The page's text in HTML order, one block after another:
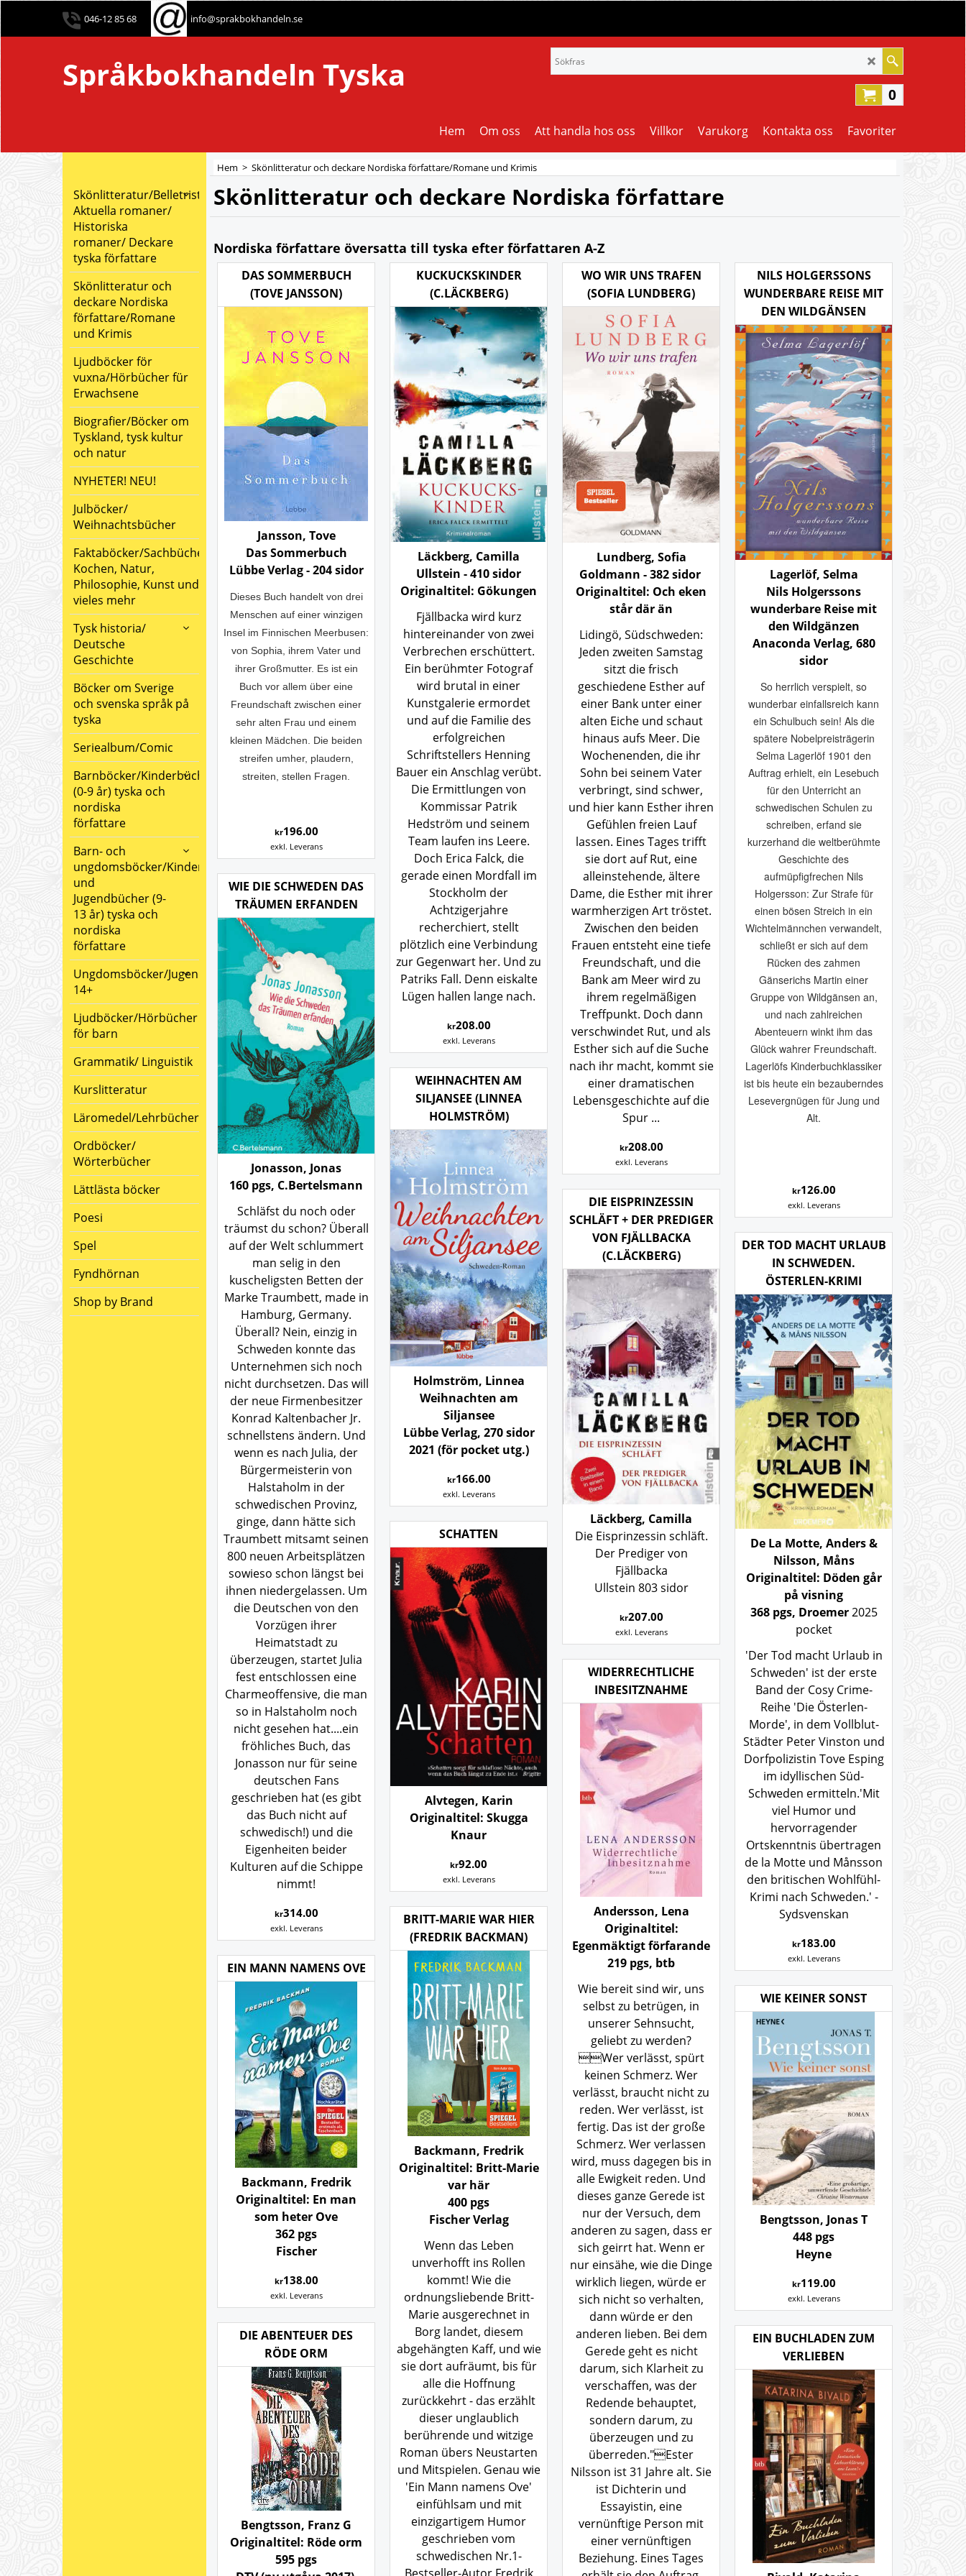
046-12 85 68 info@sprakbokhandeln.se
Språkbokhandeln Tyska
0
Hem Om oss Att handla hos oss Villkor Varukorg Kontakta oss Favoriter
Skönlitteratur/Belletristik:
Aktuella romaner/
Historiska
romaner/ Deckare
tyska författare
Skönlitteratur och
deckare Nordiska
författare/Romane
und Krimis
Ljudböcker för
vuxna/Hörbücher für
Erwachsene
Biografier/Böcker om
Tyskland, tysk kultur
och natur
NYHETER! NEU!
Julböcker/
Weihnachtsbücher
Faktaböcker/Sachbücher:
Kochen, Natur,
Philosophie, Kunst und
vieles mehr
Tysk historia/
Deutsche
Geschichte
Böcker om Sverige
och svenska språk på
tyska
Seriealbum/Comic
Barnböcker/Kinderbücher
(0-9 år) tyska och
nordiska
författare
Barn- och
ungdomsböcker/Kinder-
und
Jugendbücher (9-
13 år) tyska och
nordiska
författare
Ungdomsböcker/Jugendbücher
14+
Ljudböcker/Hörbücher
för barn
Grammatik/ Linguistik
Kurslitteratur
Läromedel/Lehrbücher
Ordböcker/
Wörterbücher
Lättlästa böcker
Poesi
Spel
Fyndhörnan
Shop by Brand
Hem > Skönlitteratur och deckare Nordiska författare/Romane und Krimis
Skönlitteratur och deckare Nordiska författare
Nordiska författare översatta till tyska efter författaren A-Z
DAS SOMMERBUCH
(TOVE JANSSON)
Jansson, Tove
Das Sommerbuch
Lübbe Verlag - 204 sidor
Dieses Buch handelt von drei
Menschen auf einer winzigen
Insel im Finnischen Meerbusen:
von Sophia, ihrem Vater und
ihrer Großmutter. Es ist ein
Buch vor allem über eine
Freundschaft zwischen einer
sehr alten Frau und einem
kleinen Mädchen. Die beiden
streifen umher, plaudern,
streiten, stellen Fragen.
kr196.00
exkl. Leverans
KUCKUCKSKINDER
(C.LÄCKBERG)
Läckberg, Camilla
Ullstein - 410 sidor
Originaltitel: Gökungen
Fjällbacka wird kurz
hintereinander von zwei
Verbrechen erschüttert.
Ein berühmter Fotograf
wird brutal in einer
Kunstgalerie ermordet
und auf die Familie des
erfolgreichen
Schriftstellers Henning
Bauer ein Anschlag verübt.
Die Ermittlungen von
Kommissar Patrik
Hedström und seinem
Team laufen ins Leere.
Doch Erica Falck, die
gerade einen Mordfall im
Stockholm der
Achtzigerjahre
recherchiert, stellt
plötzlich eine Verbindung
zur Gegenwart her. Und zu
Patriks Fall. Denn eiskalte
Lügen hallen lange nach.
kr208.00
exkl. Leverans
WO WIR UNS TRAFEN
(SOFIA LUNDBERG)
Lundberg, Sofia
Goldmann - 382 sidor
Originaltitel: Och eken
står där än
Lidingö, Südschweden:
Jeden zweiten Samstag
sitzt die frisch
geschiedene Esther auf
einer Bank unter einer
alten Eiche und schaut
hinaus aufs Meer. Die
Wochenenden, die ihr
Sohn bei seinem Vater
verbringt, sind schwer,
und hier kann Esther ihren
Gefühlen freien Lauf
lassen. Eines Tages trifft
sie dort auf Rut, eine
alleinstehende, ältere
Dame, die Esther mit ihrer
warmherzigen Art tröstet.
Zwischen den beiden
Frauen entsteht eine tiefe
Freundschaft, und die
Bank am Meer wird zu
ihrem regelmäßigen
Treffpunkt. Doch dann
verschwindet Rut, und als
Esther sich auf die Suche
nach ihr macht, kommt sie
einer dramatischen
Lebensgeschichte auf die
Spur ...
kr208.00
exkl. Leverans
NILS HOLGERSSONS
WUNDERBARE REISE MIT
DEN WILDGÄNSEN
Lagerlöf, Selma
Nils Holgerssons
wunderbare Reise mit
den Wildgänzen
Anaconda Verlag, 680
sidor
So herrlich verspielt, so
wunderbar einfallsreich kann
ein Schulbuch sein! Als die
spätere Nobelpreisträgerin
Selma Lagerlöf 1901 den
Auftrag erhielt, ein Lesebuch
für den Unterricht an
schwedischen Schulen zu
schreiben, erfand sie
kurzerhand die weltberühmte
Geschichte des
aufmüpfigfrechen Nils
Holgersson: Zur Strafe für
einen bösen Streich in ein
Wichtelmännchen verwandelt,
schließt er sich auf dem
Rücken des zahmen
Gänserichs Martin einer
Gruppe von Wildgänsen an,
und nach zahlreichen
Abenteuern winkt ihm das
Glück wahrer Freundschaft.
Lagerlöfs Kinderbuchklassiker
ist bis heute ein bezauberndes
Lesevergnügen für Jung und
Alt.
kr126.00
exkl. Leverans
WIE DIE SCHWEDEN DAS
TRÄUMEN ERFANDEN
Jonasson, Jonas
160 pgs, C.Bertelsmann
Schläfst du noch oder
träumst du schon? Überall
auf der Welt schlummert
man selig in den
kuscheligsten Betten der
Marke Traumbett, made in
Hamburg, Germany.
Überall? Nein, einzig in
Schweden konnte das
Unternehmen sich noch
nicht durchsetzen. Das will
der neue Firmenbesitzer
Konrad Kaltenbacher Jr.
schnellstens ändern. Und
wenn es nach Julia, der
Bürgermeisterin von
Halstaholm in der
schwedischen Provinz,
ginge, dann hätte sich
Traumbett mitsamt seinen
800 neuen Arbeitsplätzen
sowieso schon längst bei
ihnen niedergelassen. Um
die Deutschen von den
Vorzügen ihrer
Heimatstadt zu
überzeugen, startet Julia
fest entschlossen eine
Charmeoffensive, die man
so in Halstaholm noch
nicht gesehen hat....ein
fröhliches Buch, das
Jonasson nur für seine
deutschen Fans
geschrieben hat (es gibt
das Buch nicht auf
schwedisch!) und die
Eigenheiten beider
Kulturen auf die Schippe
nimmt!
kr314.00
exkl. Leverans
WEIHNACHTEN AM
SILJANSEE (LINNEA
HOLMSTRÖM)
Holmström, Linnea
Weihnachten am
Siljansee
Lübbe Verlag, 270 sidor
2021 (för pocket utg.)
kr166.00
exkl. Leverans
DIE EISPRINZESSIN
SCHLÄFT + DER PREDIGER
VON FJÄLLBACKA
(C.LÄCKBERG)
Läckberg, Camilla
Die Eisprinzessin schläft.
Der Prediger von
Fjällbacka
Ullstein 803 sidor
kr207.00
exkl. Leverans
DER TOD MACHT URLAUB
IN SCHWEDEN.
ÖSTERLEN-KRIMI
De La Motte, Anders &
Nilsson, Måns
Originaltitel: Döden går
på visning
368 pgs, Droemer2025
pocket
'Der Tod macht Urlaub in
Schweden' ist der erste
Band der Cosy Crime-
Reihe 'Die Österlen-
Morde', in dem Vollblut-
Städter Peter Vinston und
Dorfpolizistin Tove Esping
im idyllischen Süd-
Schweden ermitteln.'Mit
viel Humor und
hervorragender
Ortskenntnis übertragen
de la Motte und Månsson
den britischen Wohlfühl-
Krimi nach Schweden.' -
Sydsvenskan
kr183.00
exkl. Leverans
SCHATTEN
Alvtegen, Karin
Originaltitel: Skugga
Knaur
kr92.00
exkl. Leverans
WIDERRECHTLICHE
INBESITZNAHME
Andersson, Lena
Originaltitel:
Egenmäktigt förfarande
219 pgs, btb
Wie bereit sind wir, uns
selbst zu betrügen, in
unserer Sehnsucht,
geliebt zu werden?
Wer verlässt, spürt
keinen Schmerz. Wer
verlässt, braucht nicht zu
reden. Wer verlässt, ist
fertig. Das ist der große
Schmerz. Wer verlassen
wird, muss dagegen bis in
alle Ewigkeit reden. Und
dieses ganze Gerede ist
nur der Versuch, dem
anderen zu sagen, dass er
sich geirrt hat. Wenn er
nur einsähe, wie die Dinge
wirklich liegen, würde er
sich nicht so verhalten,
dann würde er den
anderen lieben. Bei dem
Gerede geht es nicht
darum, sich Klarheit zu
verschaffen, was der
Redende behauptet,
sondern darum, zu
überzeugen und zu
überreden."Ester
Nilsson ist 31 Jahre alt. Sie
ist Dichterin und
Essayistin, eine
vernünftige Person mit
einer vernünftigen
Beziehung. Eines Tages
BRITT-MARIE WAR HIER
(FREDRIK BACKMAN)
Backmann, Fredrik
Originaltitel: Britt-Marie
var här
400 pgs
Fischer Verlag
Wenn das Leben
unverhofft ins Rollen
kommt! Wie die
ordnungsliebende Britt-
Marie ausgerechnet in
Borg landet, diesem
abgehängten Kaff, und wie
sie dort aufräumt, bis für
alle die Hoffnung
zurückkehrt - das erzählt
dieser unglaublich
berührende und witzige
Roman übers Neustarten
und Mitspielen. Genau wie
'Ein Mann namens Ove'
einfühlsam und mit
einzigartigem Humor
geschrieben vom
schwedischen Nr.1-
EIN MANN NAMENS OVE
Backmann, Fredrik
Originaltitel: En man
som heter Ove
362 pgs
Fischer
kr138.00
exkl. Leverans
WIE KEINER SONST
Bengtsson, Jonas T
448 pgs
Heyne
kr119.00
exkl. Leverans
DIE ABENTEUER DES
RÖDE ORM
Bengtsson, Franz G
Originaltitel: Röde orm
595 pgs
EIN BUCHLADEN ZUM
VERLIEBEN